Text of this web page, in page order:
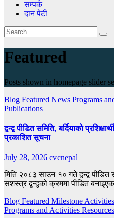
सम्पर्क
दान पेटी
Featured
Posts shown in homepage slider
Blog Featured News Programs
Publications
द्वन्द्व पीडित समिति, बर्दियाको
प्रकाशित सूचना
July 28, 2026 cvcnepal
मिति २०८३ साउन १० गते द्वन्द्व पीडित
सशस्त्र द्वन्द्वको क्रममा पीडित
Blog Featured Milestone Activities
Programs and Activities